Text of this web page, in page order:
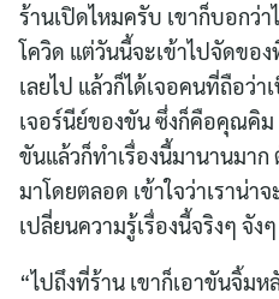
ร้านเปิดไหมครับ เขาก็บอกว่
โควิด แต่วันนี้จะเข้าไปจัดขอ
เลยไป แล้วก็ได้เจอคนที่ถือว่า
เจอร์นีย์ของขัน ซึ่งก็คือคุณคิม
ขันแล้วก็ทำเรื่องนี้มานานมาก
มาโดยตลอด เข้าใจว่าเราน่า
เปลี่ยนความรู้เรื่องนี้จริงๆ จัง
“ไปถึงที่ร้าน เขาก็เอาขันจิ้ม